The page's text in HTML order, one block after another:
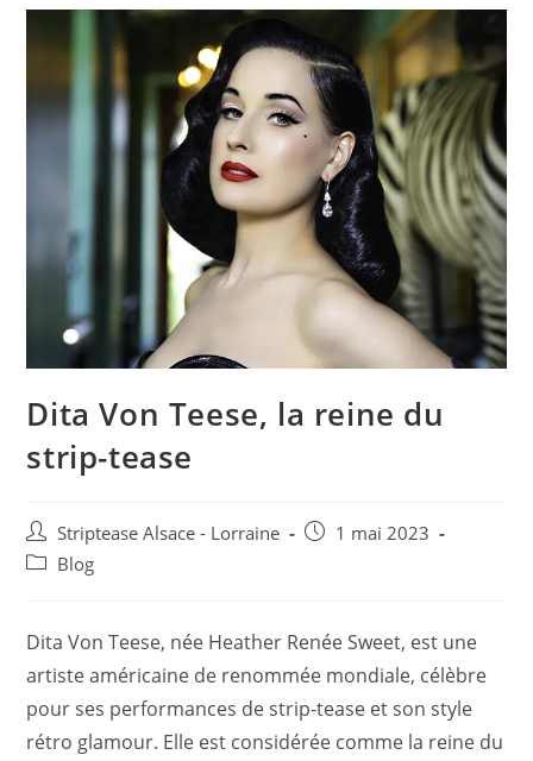
Dita Von Teese, la reine du
strip-tease
Auteur/autrice
de
Striptease Alsace - Lorraine
Post1 mai 2023
PostBlog
Dita Von Teese, née Heather Renée Sweet, est une
artiste américaine de renommée mondiale, célèbre
pour ses performances de strip-tease et son style
rétro glamour. Elle est considérée comme la reine du